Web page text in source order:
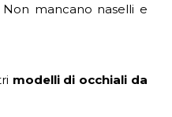
mancano naselli e
modelli di occhiali da